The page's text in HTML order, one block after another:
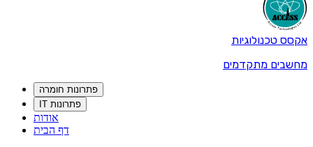
אקסס טכנולוגיות
מחשבים מתקדמים
פתרונות חומרה
פתרונות IT
אודות
דף הבית